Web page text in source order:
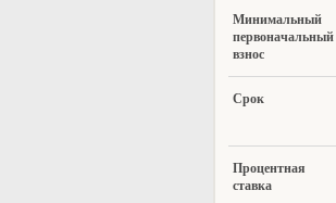
Минимальный
первоначальный
взнос
Срок
Процентная
ставка